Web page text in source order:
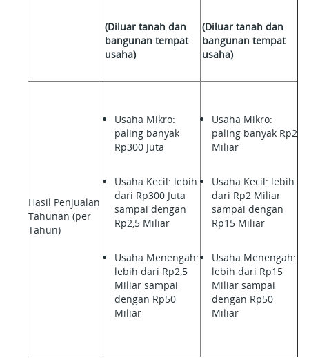
(Diluar tanah dan
bangunan tempat
usaha)
(Diluar tanah dan
bangunan tempat
usaha)
Hasil Penjualan
Tahunan (per
Tahun)
Usaha Mikro:
paling banyak
Rp300 Juta
Usaha Kecil: lebih
dari Rp300 Juta
sampai dengan
Rp2,5 Miliar
Usaha Menengah:
lebih dari Rp2,5
Miliar sampai
dengan Rp50
Miliar
Usaha Mikro:
paling banyak Rp2
Miliar
Usaha Kecil: lebih
dari Rp2 Miliar
sampai dengan
Rp15 Miliar
Usaha Menengah:
lebih dari Rp15
Miliar sampai
dengan Rp50
Miliar